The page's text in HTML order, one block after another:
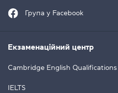
Група у Facebook
Екзаменаційний центр
Cambridge English Qualifications
IELTS